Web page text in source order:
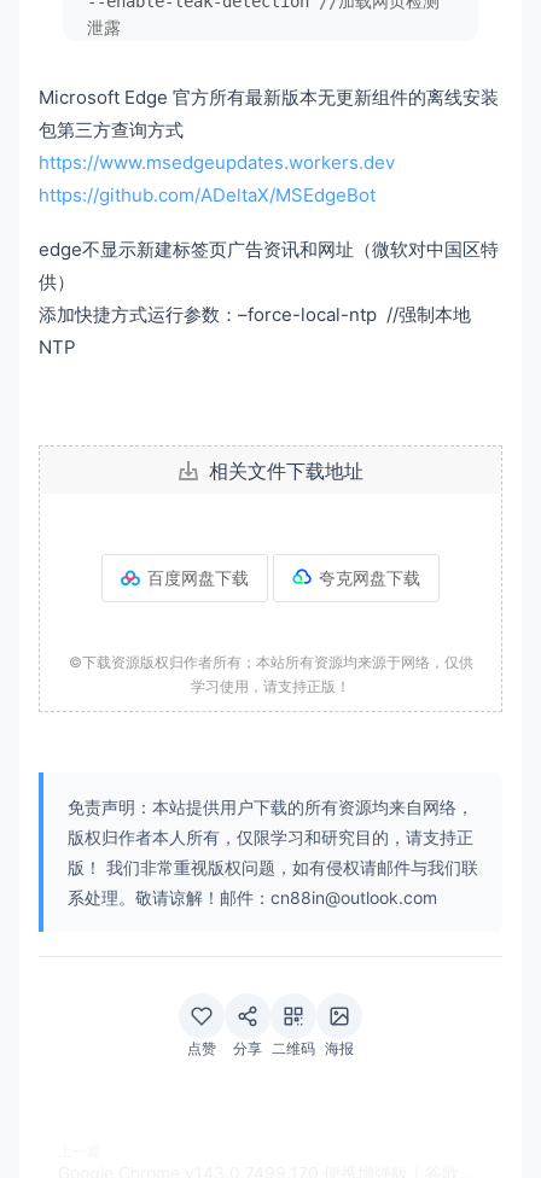
泄露
--disable-background-networking //禁用
后台联网检查更新
# 加参数优化启动快捷方式示例：
disk-cache-dir=Cache --no-first-run --
component-update --disable-crash-
report-upload --print-to-pdf-no-header
--save-page- as-mhtml --site-per-
google-url="0.0.0.0" --trace-upload-
url="0.0.0.0"
cmd /k reg add
"HKCU\Software\Policies\Microsoft\Edge
" /f /v "SuppressUnsupportedOSWarning"
::解除v110以上版本默认禁用IE浏览器限制
"HKLM\SOFTWARE\Microsoft\Windows\Curre
ntVersion\Policies\Ext\CLSID" /f /v "
{1FD49718-1D00-4B19-AF5F-
"HKLM\SOFTWARE\Policies\Microsoft\Edge
Microsoft Edge 官方所有最新版本无更新组件的离线安装
包第三方查询方式
https://www.msedgeupdates.workers.dev
https://github.com/ADeltaX/MSEdgeBot
edge不显示新建标签页广告资讯和网址（微软对中国区特
供）
添加快捷方式运行参数：–force-local-ntp //强制本地
NTP
相关文件下载地址
百度网盘下载 夸克网盘下载
©下载资源版权归作者所有；本站所有资源均来源于网络，仅供
学习使用，请支持正版！
免责声明：本站提供用户下载的所有资源均来自网络，
版权归作者本人所有，仅限学习和研究目的，请支持正
版！ 我们非常重视版权问题，如有侵权请邮件与我们联
系处理。敬请谅解！邮件：cn88in@outlook.com
点赞 分享 二维码 海报